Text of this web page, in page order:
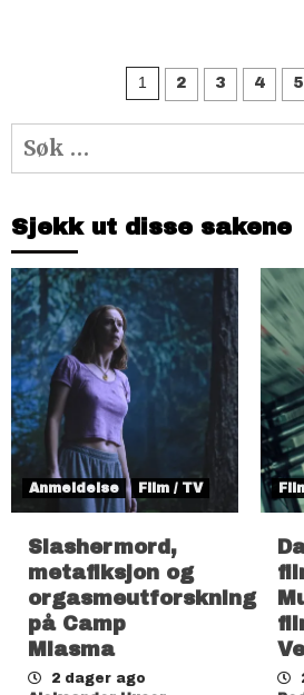
1 2 3 4 5
Søk
etter:
Sjekk ut disse sakene
Anmeldelse Film / TV
Slashermord,
metafiksjon og
orgasmeutforskning
på Camp
Miasma
2 dager ago